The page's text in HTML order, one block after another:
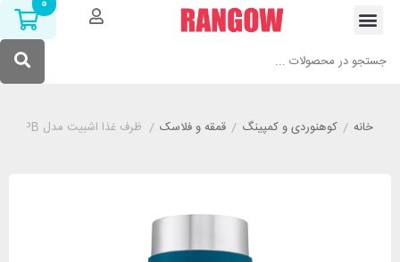
خانه/ کوهنوردی و کمپینگ/ قمقه و فلاسک/ ظرف غذا اشبیت مدل ESBIT FJ1000SC-PB گنجایش 1 لیتر آبی